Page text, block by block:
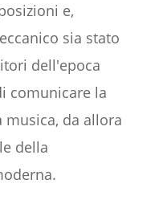
e,
sia stato
dell'epoca
comunicare la
da allora
della